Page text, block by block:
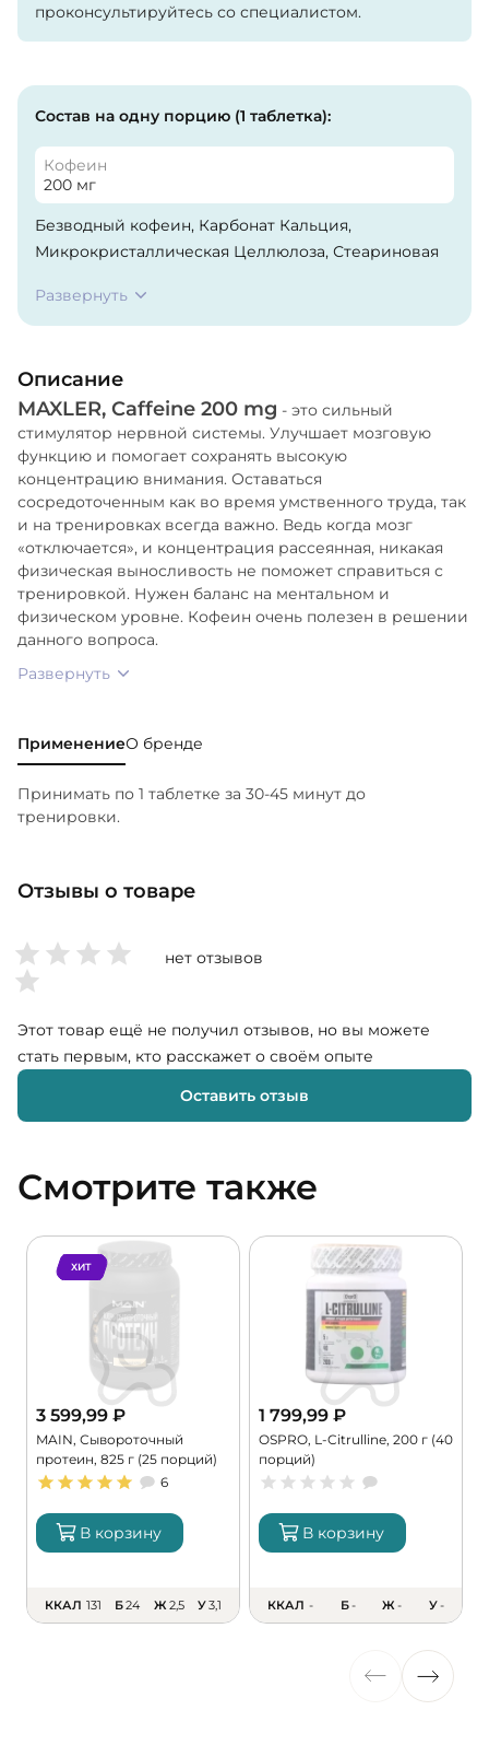
проконсультируйтесь со специалистом.
Состав на одну порцию (1 таблетка):
Кофеин
200 мг
Безводный кофеин, Карбонат Кальция,
Микрокристаллическая Целлюлоза, Стеариновая
Гидроксипропилцеллюлоза), Кроскармеллоза
Натрия, Стеарат Магния, Диоксид Кремния.
Развернуть
Описание
MAXLER, Caffeine 200 mg - это сильный
стимулятор нервной системы. Улучшает мозговую
функцию и помогает сохранять высокую
концентрацию внимания. Оставаться
сосредоточенным как во время умственного труда, так
и на тренировках всегда важно. Ведь когда мозг
«отключается», и концентрация рассеянная, никакая
физическая выносливость не поможет справиться с
тренировкой. Нужен баланс на ментальном и
физическом уровне. Кофеин очень полезен в решении
данного вопроса.
Развернуть
ПрименениеО бренде
Принимать по 1 таблетке за 30-45 минут до
тренировки.
Отзывы о товаре
нет отзывов
Этот товар ещё не получил отзывов, но вы можете
стать первым, кто расскажет о своём опыте
Оставить отзыв
Смотрите также
ХИТ
3 599,99 ₽
MAIN, Сывороточный
протеин, 825 г (25 порций)
6
В корзину
ККАЛ 131 Б24 Ж2,5 У3,1
1 799,99 ₽
OSPRO, L-Citrulline, 200 г (40
порций)
В корзину
ККАЛ - Б- Ж- У-